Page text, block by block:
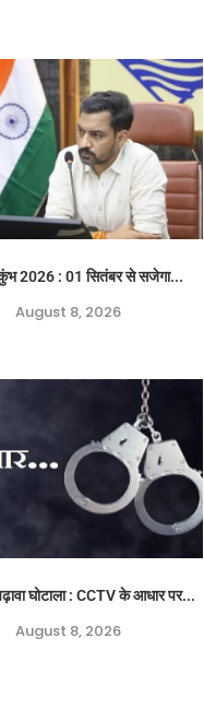
2026 : 01 सितंबर से सजेगा...
August 8, 2026
घोटाला : CCTV के आधार पर...
August 8, 2026